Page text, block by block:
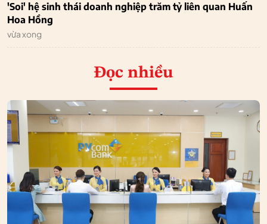
'Soi' hệ sinh thái doanh nghiệp trăm tỷ liên quan Huấn
Hoa Hồng
vừa xong
Đọc nhiều